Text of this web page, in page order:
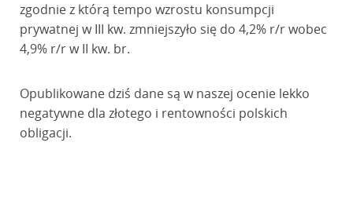
zgodnie z którą tempo wzrostu konsumpcji
prywatnej w III kw. zmniejszyło się do 4,2% r/r wobec
4,9% r/r w II kw. br.
Opublikowane dziś dane są w naszej ocenie lekko
negatywne dla złotego i rentowności polskich
obligacji.